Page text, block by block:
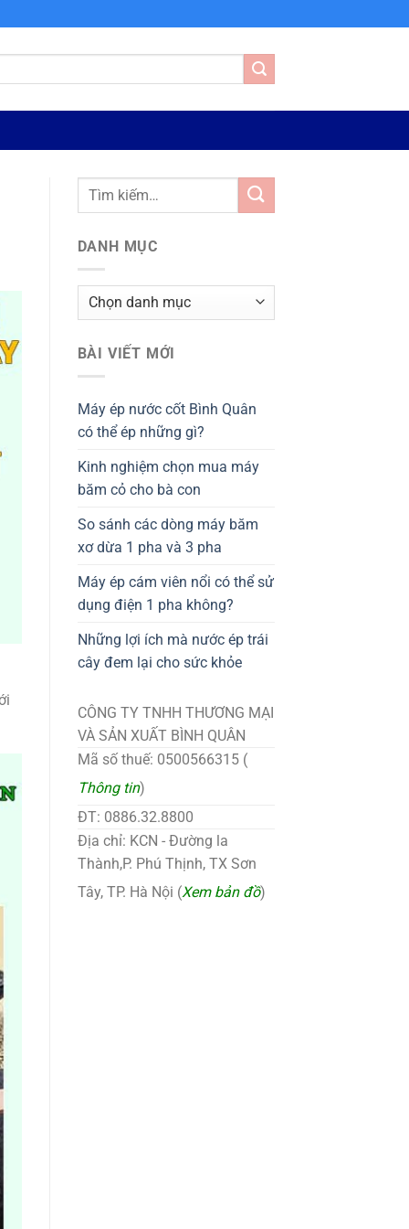
DANH MỤC
Danh
mục
BÀI VIẾT MỚI
Máy ép nước cốt Bình Quân
có thể ép những gì?
Kinh nghiệm chọn mua máy
băm cỏ cho bà con
So sánh các dòng máy băm
xơ dừa 1 pha và 3 pha
Máy ép cám viên nổi có thể sử
dụng điện 1 pha không?
Những lợi ích mà nước ép trái
cây đem lại cho sức khỏe
CÔNG TY TNHH THƯƠNG MẠI
VÀ SẢN XUẤT BÌNH QUÂN
Mã số thuế: 0500566315 (
Thông tin)
ĐT: 0886.32.8800
Địa chỉ: KCN - Đường la
Thành,P. Phú Thịnh, TX Sơn
Tây, TP. Hà Nội (Xem bản đồ)